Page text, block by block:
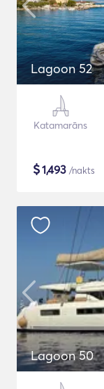
Lagoon 52
Katamarāns
$1,493 /nakts
Lagoon 50